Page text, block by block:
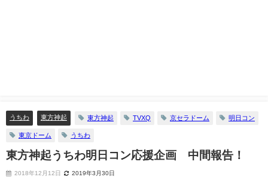
うちわ 東方神起 東方神起 TVXQ 京セラドーム 明日コン
東京ドーム うちわ
東方神起うちわ明日コン応援企画 中間報告！
2018年12月12日 2019年3月30日